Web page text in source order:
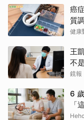
癌
質
健康
王
不
鏡報
6
「